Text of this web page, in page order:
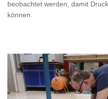
beobachtet werden, damit
können.